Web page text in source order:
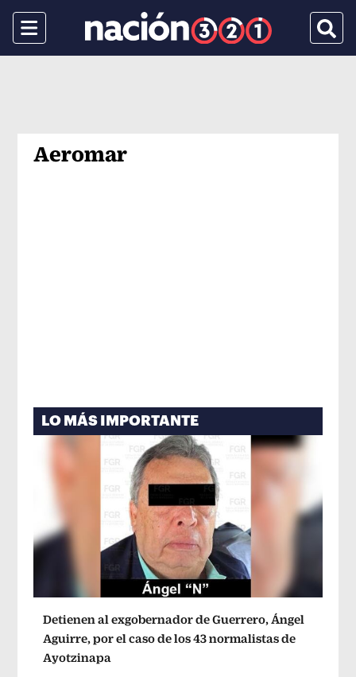
Menu
Aeromar
LO MÁS IMPORTANTE
Detienen al exgobernador de Guerrero, Ángel
Aguirre, por el caso de los 43 normalistas de
Ayotzinapa